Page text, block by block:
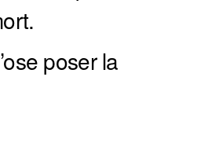
poser la